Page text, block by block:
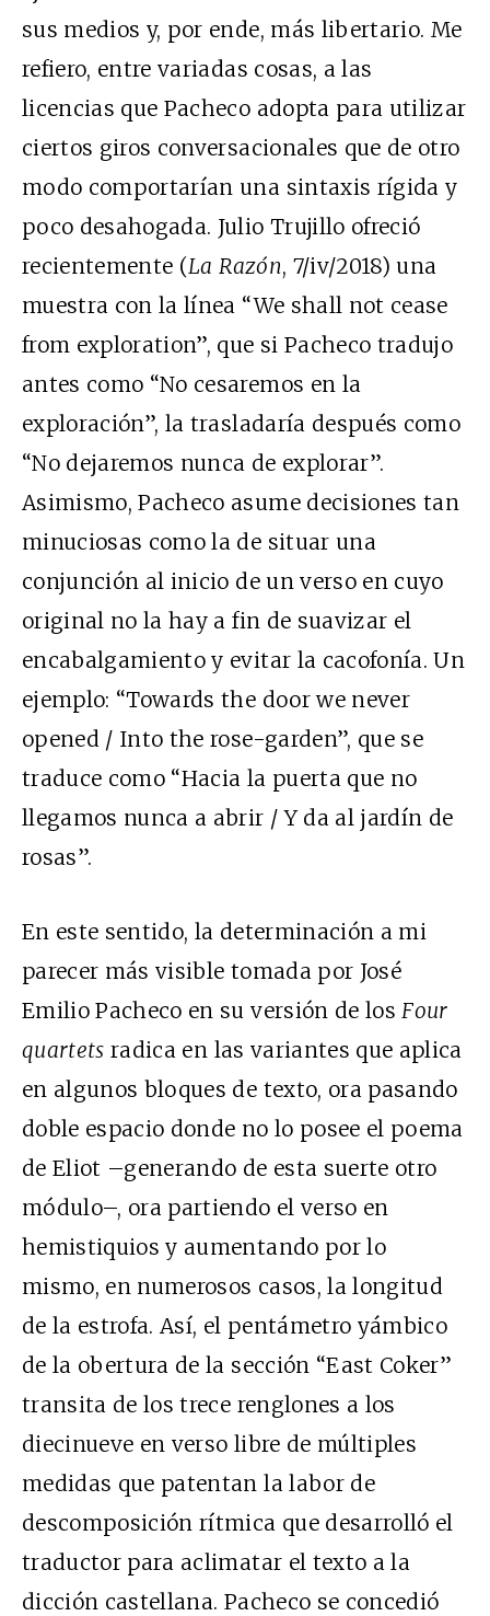
sus medios y, por ende, más libertario. Me
refiero, entre variadas cosas, a las
licencias que Pacheco adopta para utilizar
ciertos giros conversacionales que de otro
modo comportarían una sintaxis rígida y
poco desahogada. Julio Trujillo ofreció
recientemente (La Razón, 7/iv/2018) una
muestra con la línea “We shall not cease
from exploration”, que si Pacheco tradujo
antes como “No cesaremos en la
exploración”, la trasladaría después como
“No dejaremos nunca de explorar”.
Asimismo, Pacheco asume decisiones tan
minuciosas como la de situar una
conjunción al inicio de un verso en cuyo
original no la hay a fin de suavizar el
encabalgamiento y evitar la cacofonía. Un
ejemplo: “Towards the door we never
opened / Into the rose-garden”, que se
traduce como “Hacia la puerta que no
llegamos nunca a abrir / Y da al jardín de
rosas”.
En este sentido, la determinación a mi
parecer más visible tomada por José
Emilio Pacheco en su versión de losFour
quartets radica en las variantes que aplica
en algunos bloques de texto, ora pasando
doble espacio donde no lo posee el poema
de Eliot –generando de esta suerte otro
módulo–, ora partiendo el verso en
hemistiquios y aumentando por lo
mismo, en numerosos casos, la longitud
de la estrofa. Así, el pentámetro yámbico
de la obertura de la sección “East Coker”
transita de los trece renglones a los
diecinueve en verso libre de múltiples
medidas que patentan la labor de
descomposición rítmica que desarrolló el
traductor para aclimatar el texto a la
dicción castellana. Pacheco se concedió